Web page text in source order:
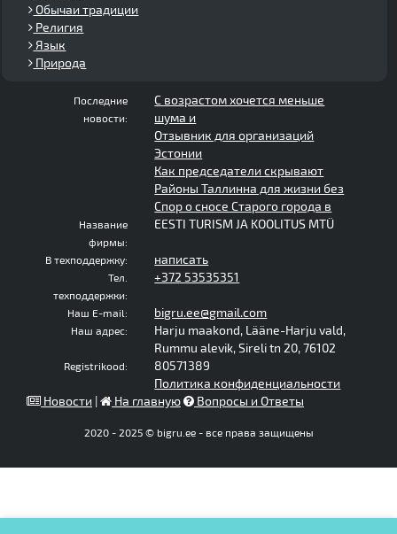
Обычаи традиции
Религия
Язык
Природа
Последние
новости:
С возрастом хочется меньше
шума и
Отзывник для организаций
Эстонии
Как председатели скрывают
Районы Таллинна для жизни без
Спор о сносе Старого города в
Название
фирмы:
EESTI TURISM JA KOOLITUS MTÜ
В техподдержку: написать
Тел.
техподдержки:
+372 53535351
Наш E-mail: bigru.ee@gmail.com
Наш адрес:
Harju maakond, Lääne-Harju vald,
Rummu alevik, Sireli tn 20, 76102
Registrikood:
80571389
Политика конфиденциальности
Новости | На главную Вопросы и Ответы
2020 - 2025 © bigru.ee - все права защищены